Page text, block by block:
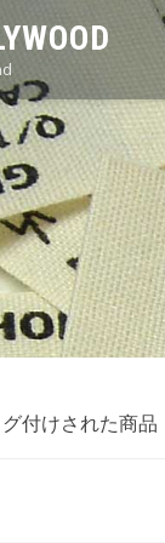
付けされた商品